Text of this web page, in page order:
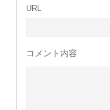
URL
コメント内容